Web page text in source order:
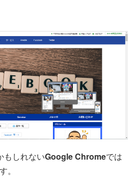
もしれないGoogle Chromeでは
。